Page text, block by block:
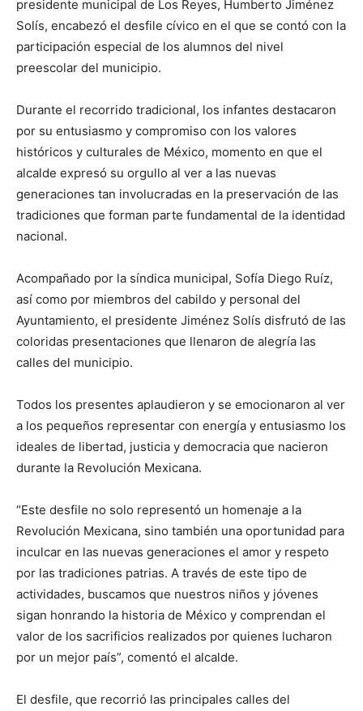
presidente municipal de Los Reyes, Humberto Jiménez
Solís, encabezó el desfile cívico en el que se contó con la
participación especial de los alumnos del nivel
preescolar del municipio.
Durante el recorrido tradicional, los infantes destacaron
por su entusiasmo y compromiso con los valores
históricos y culturales de México, momento en que el
alcalde expresó su orgullo al ver a las nuevas
generaciones tan involucradas en la preservación de las
tradiciones que forman parte fundamental de la identidad
nacional.
Acompañado por la síndica municipal, Sofía Diego Ruíz,
así como por miembros del cabildo y personal del
Ayuntamiento, el presidente Jiménez Solís disfrutó de las
coloridas presentaciones que llenaron de alegría las
calles del municipio.
Todos los presentes aplaudieron y se emocionaron al ver
a los pequeños representar con energía y entusiasmo los
ideales de libertad, justicia y democracia que nacieron
durante la Revolución Mexicana.
“Este desfile no solo representó un homenaje a la
Revolución Mexicana, sino también una oportunidad para
inculcar en las nuevas generaciones el amor y respeto
por las tradiciones patrias. A través de este tipo de
actividades, buscamos que nuestros niños y jóvenes
sigan honrando la historia de México y comprendan el
valor de los sacrificios realizados por quienes lucharon
por un mejor país”, comentó el alcalde.
El desfile, que recorrió las principales calles del